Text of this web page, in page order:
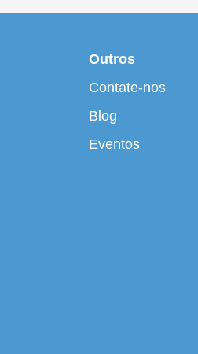
Outros
Contate-nos
Blog
Eventos